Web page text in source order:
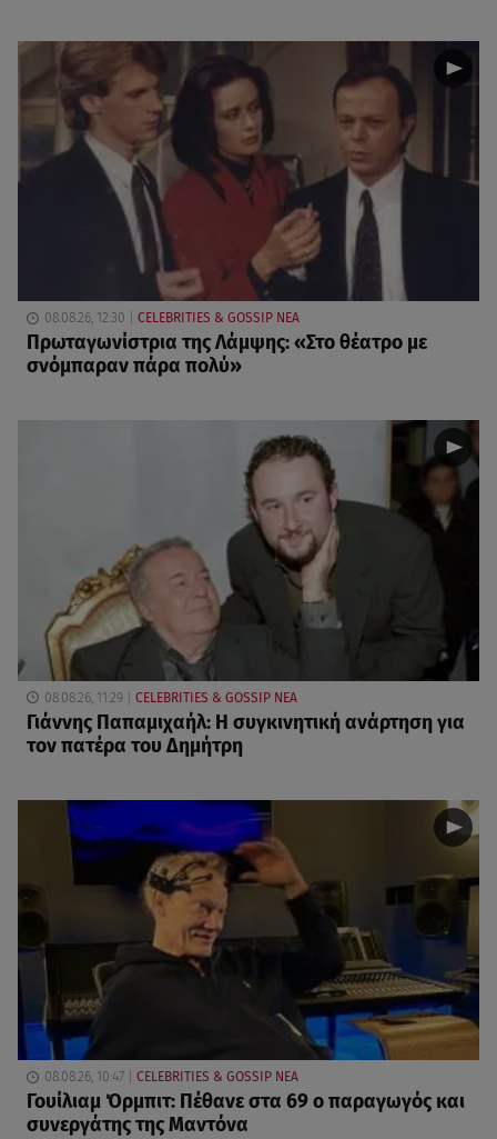
08.08.26, 12:30 CELEBRITIES & GOSSIP ΝΕΑ
Πρωταγωνίστρια της Λάμψης: «Στο θέατρο με
σνόμπαραν πάρα πολύ»
08.08.26, 11:29 CELEBRITIES & GOSSIP ΝΕΑ
Γιάννης Παπαμιχαήλ: Η συγκινητική ανάρτηση για
τον πατέρα του Δημήτρη
08.08.26, 10:47 CELEBRITIES & GOSSIP ΝΕΑ
Γουίλιαμ Όρμπιτ: Πέθανε στα 69 ο παραγωγός και
συνεργάτης της Μαντόνα